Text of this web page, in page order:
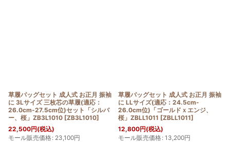
草履バッグセット 成人式 お正月 振袖
に 3Lサイズ 三枚芯の草履(適応：
26.0cm-27.5cm位)セット「シルバ
ー、桜」ZB3L1010 [ZB3L1010]
22,500円(税込)
モール販売価格: 23,100円
草履バッグセット 成人式 お正月 振袖
に LLサイズ(適応：24.5cm-
26.0cm位)「ゴールドｘエンジ、
桜」ZBLL1011 [ZBLL1011]
12,800円(税込)
モール販売価格: 13,200円